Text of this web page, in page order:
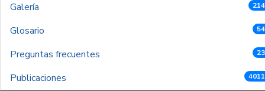
Galería
Glosario
Preguntas frecuentes
Publicaciones